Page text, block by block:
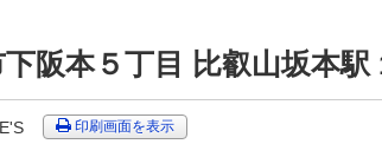
阪本５丁目 比叡山坂本
印刷画面を表示